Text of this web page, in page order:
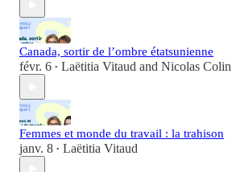
Canada, sortir de l’ombre étatsunienne
févr. 6 • Laëtitia Vitaud and Nicolas Colin
Femmes et monde du travail : la trahison
janv. 8 • Laëtitia Vitaud